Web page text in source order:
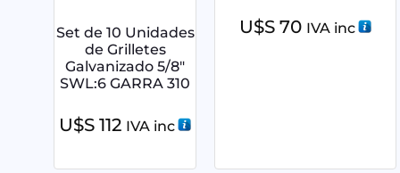
Set de 10 Unidades
de Grilletes
Galvanizado 5/8″
SWL:6 GARRA 310
U$S 112 IVA inc
U$S 70 IVA inc